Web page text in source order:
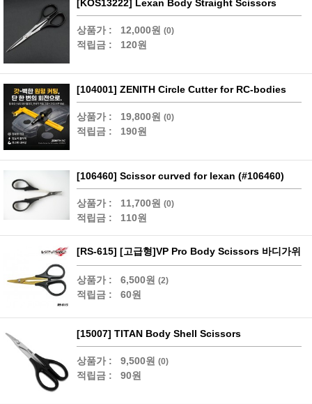
[KOS13222] Lexan Body Straight Scissors
상품가 : 12,000원 (0)
적립금 : 120원
[104001] ZENITH Circle Cutter for RC-bodies
상품가 : 19,800원 (0)
적립금 : 190원
[106460] Scissor curved for lexan (#106460)
상품가 : 11,700원 (0)
적립금 : 110원
[RS-615] [고급형]VP Pro Body Scissors 바디가위
상품가 : 6,500원 (2)
적립금 : 60원
[15007] TITAN Body Shell Scissors
상품가 : 9,500원 (0)
적립금 : 90원